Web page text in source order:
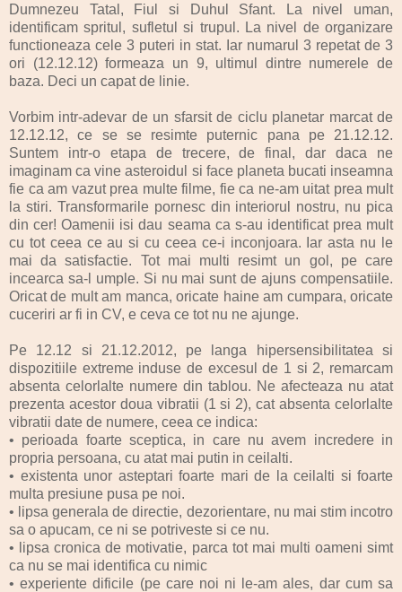
Dumnezeu Tatal, Fiul si Duhul Sfant. La nivel uman,
identificam spritul, sufletul si trupul. La nivel de organizare
functioneaza cele 3 puteri in stat. Iar numarul 3 repetat de 3
ori (12.12.12) formeaza un 9, ultimul dintre numerele de
baza. Deci un capat de linie.
Vorbim intr-adevar de un sfarsit de ciclu planetar marcat de
12.12.12, ce se se resimte puternic pana pe 21.12.12.
Suntem intr-o etapa de trecere, de final, dar daca ne
imaginam ca vine asteroidul si face planeta bucati inseamna
fie ca am vazut prea multe filme, fie ca ne-am uitat prea mult
la stiri. Transformarile pornesc din interiorul nostru, nu pica
din cer! Oamenii isi dau seama ca s-au identificat prea mult
cu tot ceea ce au si cu ceea ce-i inconjoara. Iar asta nu le
mai da satisfactie. Tot mai multi resimt un gol, pe care
incearca sa-l umple. Si nu mai sunt de ajuns compensatiile.
Oricat de mult am manca, oricate haine am cumpara, oricate
cuceriri ar fi in CV, e ceva ce tot nu ne ajunge.
Pe 12.12 si 21.12.2012, pe langa hipersensibilitatea si
dispozitiile extreme induse de excesul de 1 si 2, remarcam
absenta celorlalte numere din tablou. Ne afecteaza nu atat
prezenta acestor doua vibratii (1 si 2), cat absenta celorlalte
vibratii date de numere, ceea ce indica:
• perioada foarte sceptica, in care nu avem incredere in
propria persoana, cu atat mai putin in ceilalti.
• existenta unor asteptari foarte mari de la ceilalti si foarte
multa presiune pusa pe noi.
• lipsa generala de directie, dezorientare, nu mai stim incotro
sa o apucam, ce ni se potriveste si ce nu.
•
lipsa cronica de motivatie, parca tot mai multi oameni simt
ca nu se mai identifica cu nimic
• experiente dificile (pe care noi ni le-am ales, dar cum sa